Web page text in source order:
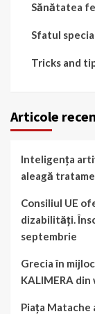
Sănătatea
Sfatul
Tricks and
Articole
Inteligența
aleagă
Consiliul UE
dizabilități.
septembrie
Grecia în
KALIMERA din
Piața Matache